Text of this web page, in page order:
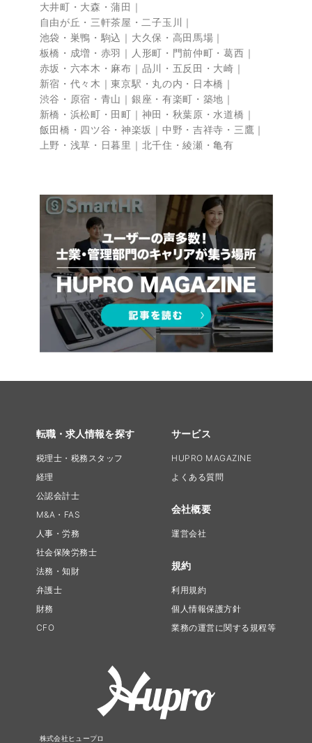
大井町・大森・蒲田
自由が丘・三軒茶屋・二子玉川
池袋・巣鴨・駒込
大久保・高田馬場
板橋・成増・赤羽
人形町・門前仲町・葛西
赤坂・六本木・麻布
品川・五反田・大崎
新宿・代々木
東京駅・丸の内・日本橋
渋谷・原宿・青山
銀座・有楽町・築地
新橋・浜松町・田町
神田・秋葉原・水道橋
飯田橋・四ツ谷・神楽坂
中野・吉祥寺・三鷹
上野・浅草・日暮里
北千住・綾瀬・亀有
転職・求人情報を探す
税理士・税務スタッフ
経理
公認会計士
M&A・FAS
人事・労務
社会保険労務士
法務・知財
弁護士
財務
CFO
サービス
HUPRO MAGAZINE
よくある質問
会社概要
運営会社
規約
利用規約
個人情報保護方針
業務の運営に関する規程等
株式会社ヒュープロ